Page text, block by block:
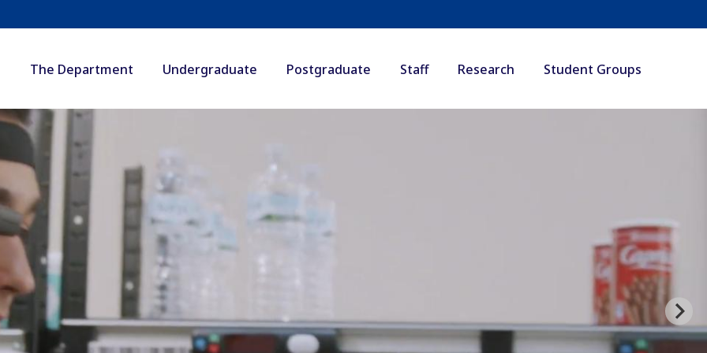
The Department Undergraduate Postgraduate Staff Research Student Groups